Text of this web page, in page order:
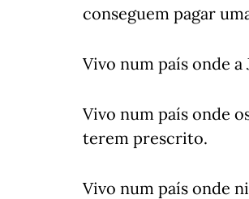
conseguem pagar
Vivo num país onde
Vivo num país onde
terem prescrito.
Vivo num país onde